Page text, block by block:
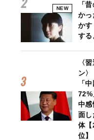
NEW
「
かっ
かす
する
〈
ン〉
「
72%
中
面し
体
位】